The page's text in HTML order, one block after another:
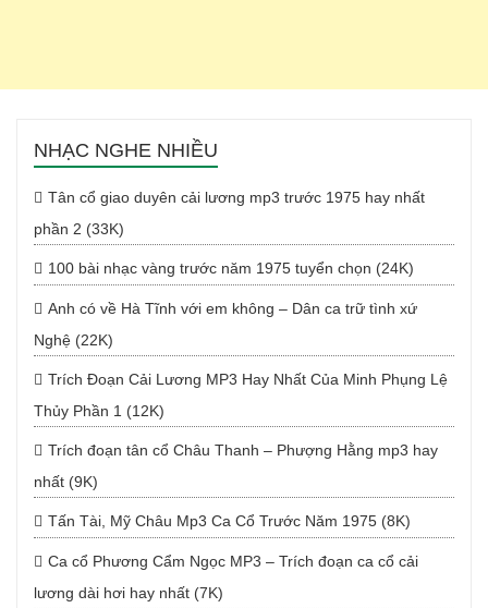
NHẠC NGHE NHIỀU
Tân cổ giao duyên cải lương mp3 trước 1975 hay nhất
phần 2 (33K)
100 bài nhạc vàng trước năm 1975 tuyển chọn (24K)
Anh có về Hà Tĩnh với em không – Dân ca trữ tình xứ
Nghệ (22K)
Trích Đoạn Cải Lương MP3 Hay Nhất Của Minh Phụng Lệ
Thủy Phần 1 (12K)
Trích đoạn tân cổ Châu Thanh – Phượng Hằng mp3 hay
nhất (9K)
Tấn Tài, Mỹ Châu Mp3 Ca Cổ Trước Năm 1975 (8K)
Ca cổ Phương Cẩm Ngọc MP3 – Trích đoạn ca cổ cải
lương dài hơi hay nhất (7K)